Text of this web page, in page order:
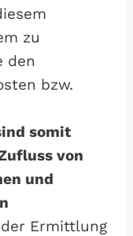
zu
den
bzw.
somit
von
und
Ermittlung